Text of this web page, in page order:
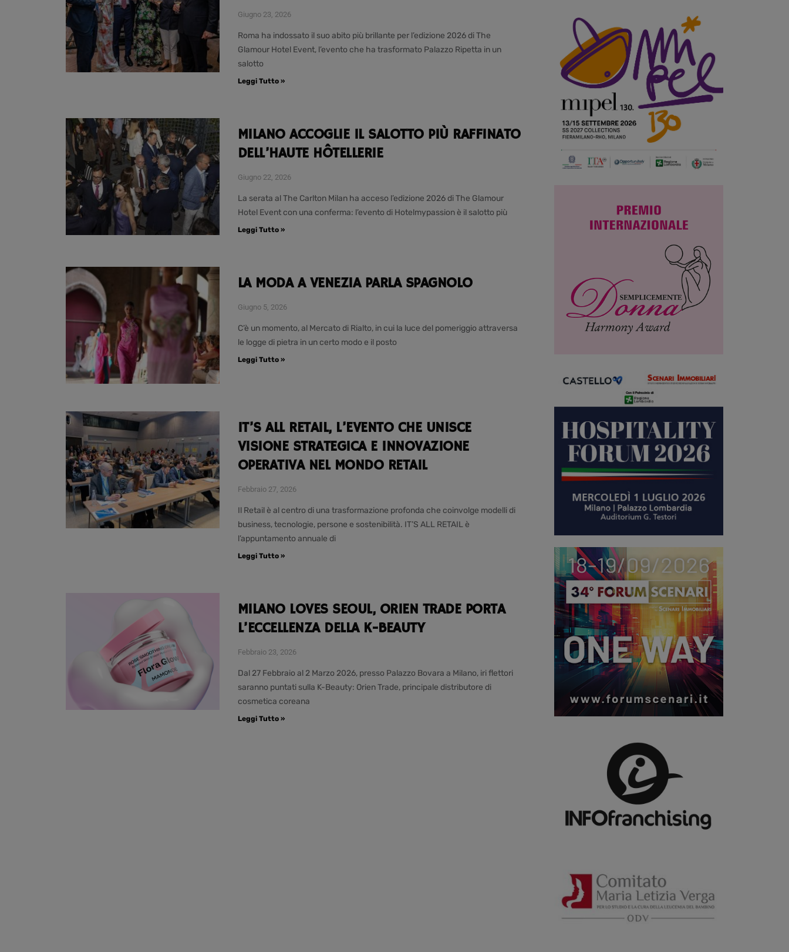
Giugno 23, 2026
Roma ha indossato il suo abito più brillante per l’edizione 2026 di The
Glamour Hotel Event, l’evento che ha trasformato Palazzo Ripetta in un
salotto
Leggi Tutto »
MILANO ACCOGLIE IL SALOTTO PIÙ RAFFINATO
DELL’HAUTE HÔTELLERIE
Giugno 22, 2026
La serata al The Carlton Milan ha acceso l’edizione 2026 di The Glamour
Hotel Event con una conferma: l’evento di Hotelmypassion è il salotto più
Leggi Tutto »
LA MODA A VENEZIA PARLA SPAGNOLO
Giugno 5, 2026
C’è un momento, al Mercato di Rialto, in cui la luce del pomeriggio attraversa
le logge di pietra in un certo modo e il posto
Leggi Tutto »
IT’S ALL RETAIL, L’EVENTO CHE UNISCE
VISIONE STRATEGICA E INNOVAZIONE
OPERATIVA NEL MONDO RETAIL
Febbraio 27, 2026
Il Retail è al centro di una trasformazione profonda che coinvolge modelli di
business, tecnologie, persone e sostenibilità. IT’S ALL RETAIL è
l’appuntamento annuale di
Leggi Tutto »
MILANO LOVES SEOUL, ORIEN TRADE PORTA
L’ECCELLENZA DELLA K-BEAUTY
Febbraio 23, 2026
Dal 27 Febbraio al 2 Marzo 2026, presso Palazzo Bovara a Milano, iri flettori
saranno puntati sulla K-Beauty: Orien Trade, principale distributore di
cosmetica coreana
Leggi Tutto »